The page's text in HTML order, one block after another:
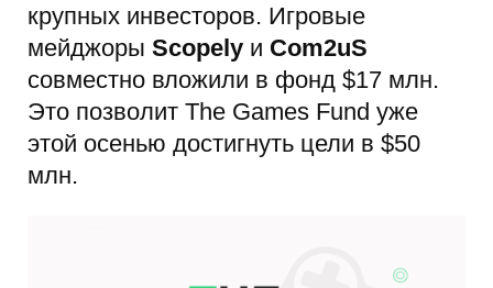
крупных инвесторов. Игровые
мейджоры Scopely и Com2uS
совместно вложили в фонд $17 млн.
Это позволит The Games Fund уже
этой осенью достигнуть цели в $50
млн.